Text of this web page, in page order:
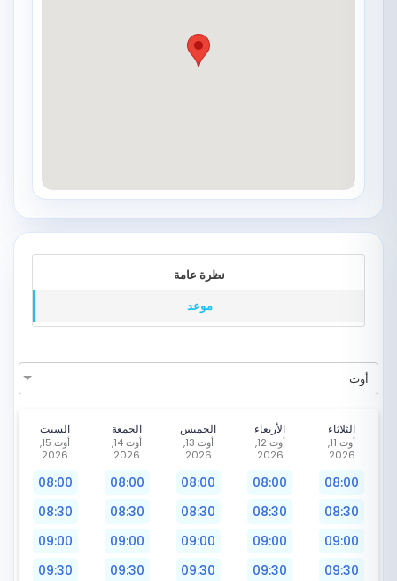
نظرة عامة
موعد
أوت
السبت
أوت 15,
2026
08:00
08:30
09:00
09:30
الجمعة
أوت 14,
2026
08:00
08:30
09:00
09:30
الخميس
أوت 13,
2026
08:00
08:30
09:00
09:30
الأربعاء
أوت 12,
2026
08:00
08:30
09:00
09:30
الثلاثاء
أوت 11,
2026
08:00
08:30
09:00
09:30